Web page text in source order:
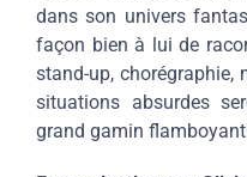
dans son univers
façon bien à lui de
stand-up, chorégraphie,
situations absurdes
grand gamin